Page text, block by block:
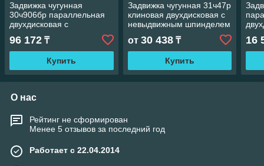
Задвижка чугунная
30ч906бр параллельная
двухдисковая с
выдвижным шпинделем с
электроприводом
96 172 ₸
Купить
Задвижка чугунная 31ч47р
клиновая двухдисковая с
невыдвижным шпинделем
от 30 438₸
Купить
16
О нас
Рейтинг не сформирован
Менее 5 отзывов за последний год
Работает с 22.04.2014